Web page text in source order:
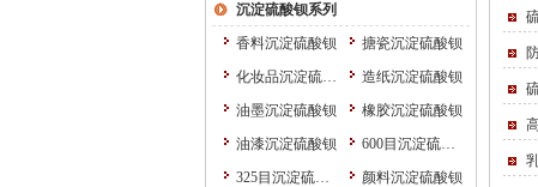
沉淀硫酸钡系列
香料沉淀硫酸钡
搪瓷沉淀硫酸钡
化妆品沉淀硫酸钡
造纸沉淀硫酸钡
油墨沉淀硫酸钡
橡胶沉淀硫酸钡
油漆沉淀硫酸钡
600目沉淀硫酸钡
325目沉淀硫酸钡
颜料沉淀硫酸钡